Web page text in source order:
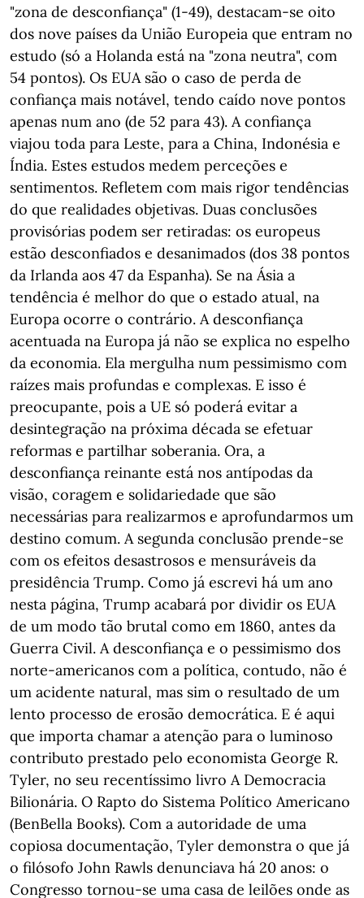
"zona de desconfiança" (1-49), destacam-se oito
dos nove países da União Europeia que entram no
estudo (só a Holanda está na "zona neutra", com
54 pontos). Os EUA são o caso de perda de
confiança mais notável, tendo caído nove pontos
apenas num ano (de 52 para 43). A confiança
viajou toda para Leste, para a China, Indonésia e
Índia. Estes estudos medem perceções e
sentimentos. Refletem com mais rigor tendências
do que realidades objetivas. Duas conclusões
provisórias podem ser retiradas: os europeus
estão desconfiados e desanimados (dos 38 pontos
da Irlanda aos 47 da Espanha). Se na Ásia a
tendência é melhor do que o estado atual, na
Europa ocorre o contrário. A desconfiança
acentuada na Europa já não se explica no espelho
da economia. Ela mergulha num pessimismo com
raízes mais profundas e complexas. E isso é
preocupante, pois a UE só poderá evitar a
desintegração na próxima década se efetuar
reformas e partilhar soberania. Ora, a
desconfiança reinante está nos antípodas da
visão, coragem e solidariedade que são
necessárias para realizarmos e aprofundarmos um
destino comum. A segunda conclusão prende-se
com os efeitos desastrosos e mensuráveis da
presidência Trump. Como já escrevi há um ano
nesta página, Trump acabará por dividir os EUA
de um modo tão brutal como em 1860, antes da
Guerra Civil. A desconfiança e o pessimismo dos
norte-americanos com a política, contudo, não é
um acidente natural, mas sim o resultado de um
lento processo de erosão democrática. E é aqui
que importa chamar a atenção para o luminoso
contributo prestado pelo economista George R.
Tyler, no seu recentíssimo livro A Democracia
Bilionária. O Rapto do Sistema Político Americano
(BenBella Books). Com a autoridade de uma
copiosa documentação, Tyler demonstra o que já
o filósofo John Rawls denunciava há 20 anos: o
Congresso tornou-se uma casa de leilões onde as